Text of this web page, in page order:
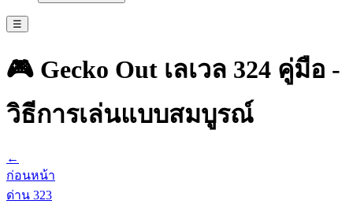
☰
🎮 Gecko Out เลเวล 324 คู่มือ -
วิธีการเล่นแบบสมบูรณ์
←
ก่อนหน้า
ด่าน 323